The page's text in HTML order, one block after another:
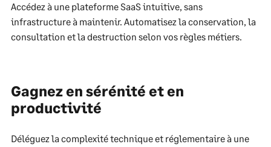
Accédez à une plateforme SaaS intuitive, sans
infrastructure à maintenir. Automatisez la conservation, la
consultation et la destruction selon vos règles métiers.
Gagnez en sérénité et en
productivité
Déléguez la complexité technique et réglementaire à une